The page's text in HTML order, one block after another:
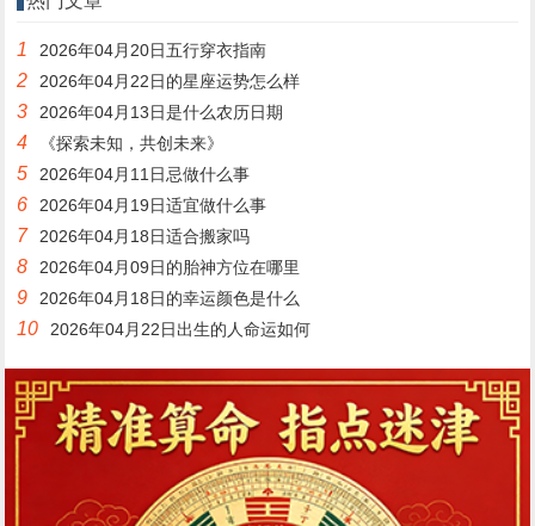
1 2026年04月20日五行穿衣指南
2 2026年04月22日的星座运势怎么样
3 2026年04月13日是什么农历日期
4 《探索未知，共创未来》
5 2026年04月11日忌做什么事
6 2026年04月19日适宜做什么事
7 2026年04月18日适合搬家吗
8 2026年04月09日的胎神方位在哪里
9 2026年04月18日的幸运颜色是什么
10 2026年04月22日出生的人命运如何